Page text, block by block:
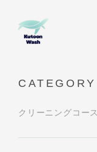
CATEGORY
クリーニングコース